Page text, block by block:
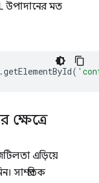
উপাদানের মত
.getElementById(
ক্ষেত্রে
এড়িয়ে
সাম্প্রতিক